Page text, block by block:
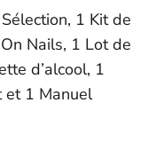
1 Kit de
Nails, 1 Lot de
d’alcool, 1
et 1 Manuel